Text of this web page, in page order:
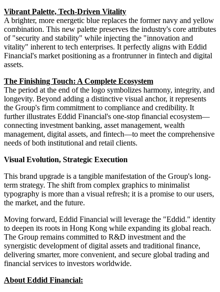
Vibrant Palette, Tech-Driven Vitality
A brighter, more energetic blue replaces the former navy and yellow
combination. This new palette preserves the industry's core attributes
of "security and stability" while injecting the "innovation and
vitality" inherent to tech enterprises. It perfectly aligns with Eddid
Financial's market positioning as a frontrunner in fintech and digital
assets.
The Finishing Touch: A Complete Ecosystem
The period at the end of the logo symbolizes harmony, integrity, and
longevity. Beyond adding a distinctive visual anchor, it represents
the Group's firm commitment to compliance and credibility. It
further illustrates Eddid Financial's one-stop financial ecosystem—
connecting investment banking, asset management, wealth
management, digital assets, and fintech—to meet the comprehensive
needs of both institutional and retail clients.
Visual Evolution, Strategic Execution
This brand upgrade is a tangible manifestation of the Group's long-
term strategy. The shift from complex graphics to minimalist
typography is more than a visual refresh; it is a promise to our users,
the market, and the future.
Moving forward, Eddid Financial will leverage the "Eddid." identity
to deepen its roots in Hong Kong while expanding its global reach.
The Group remains committed to R&D investment and the
synergistic development of digital assets and traditional finance,
delivering smarter, more convenient, and secure global trading and
financial services to investors worldwide.
About Eddid Financial: